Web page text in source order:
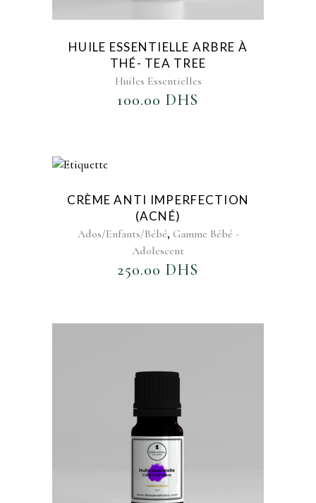
HUILE ESSENTIELLE ARBRE À
THÉ- TEA TREE
Huiles Essentielles
100.00 DHS
CRÈME ANTI IMPERFECTION
(ACNÉ)
Ados/Enfants/Bébé, Gamme Bébé -
Adolescent
250.00 DHS